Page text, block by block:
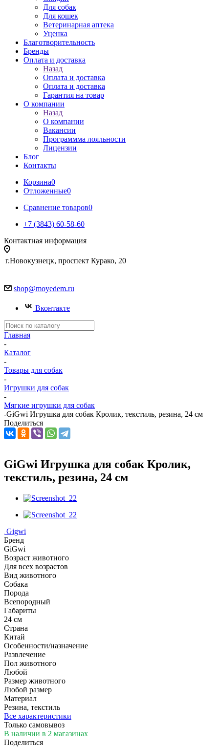
Для собак
Для кошек
Ветеринарная аптека
Уценка
Благотворительность
Бренды
Оплата и доставка
Назад
Оплата и доставка
Оплата и доставка
Гарантия на товар
О компании
Назад
О компании
Вакансии
Программма лояльности
Лицензии
Блог
Контакты
Корзина0
Отложенные0
Сравнение товаров0
+7 (3843) 60-58-60
Контактная информация
г.Новокузнецк, проспект Курако, 20
shop@moyedem.ru
Вконтакте
Главная
-
Каталог
-
Товары для собак
-
Игрушки для собак
-
Мягкие игрушки для собак
-GiGwi Игрушка для собак Кролик, текстиль, резина, 24 см
Поделиться
GiGwi Игрушка для собак Кролик,
текстиль, резина, 24 см
Gigwi
Бренд
GiGwi
Возраст животного
Для всех возрастов
Вид животного
Собака
Порода
Всепородный
Габариты
24 см
Страна
Китай
Особенности/назначение
Развлечение
Пол животного
Любой
Размер животного
Любой размер
Материал
Резина, текстиль
Все характеристики
Только самовывоз
В наличии в 2 магазинах
Поделиться